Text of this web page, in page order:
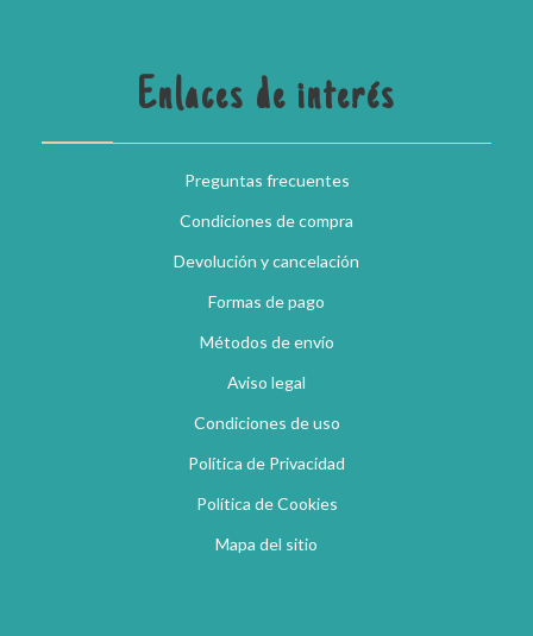
Enlaces de interés
Preguntas frecuentes
Condiciones de compra
Devolución y cancelación
Formas de pago
Métodos de envío
Aviso legal
Condiciones de uso
Política de Privacidad
Política de Cookies
Mapa del sitio